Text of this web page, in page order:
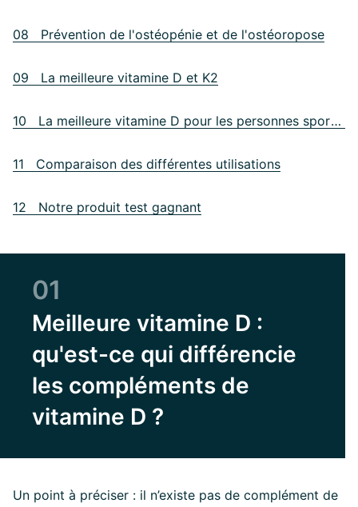
08 Prévention de l'ostéopénie et de l'ostéoropose
09 La meilleure vitamine D et K2
10 La meilleure vitamine D pour les personnes sportives
11 Comparaison des différentes utilisations
12 Notre produit test gagnant
01
Meilleure vitamine D :
qu'est-ce qui différencie
les compléments de
vitamine D ?
Un point à préciser : il n’existe pas de complément de